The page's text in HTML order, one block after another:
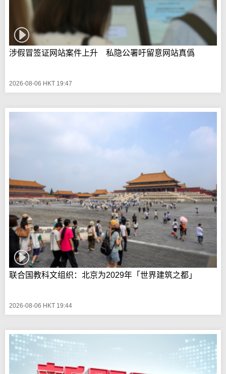
涉假冒签证网站案件上升 私隐公署吁留意网站真僞
2026-08-06 HKT 19:47
联合国教科文组织：北京为2029年「世界建筑之都」
2026-08-06 HKT 19:44